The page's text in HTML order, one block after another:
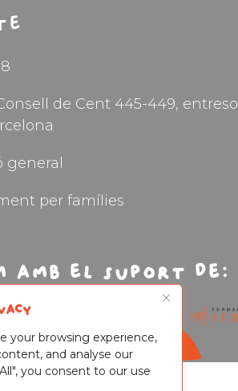
your browsing experience,
and analyse our
you consent to our use
de Cent 445-449, entresol
general
per famílies
amb el suport de: